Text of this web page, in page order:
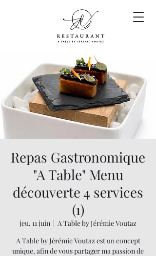
Repas Gastronomique
"A Table" Menu
découverte 4 services
(1)
jeu. 11 juin
  |
A Table by Jérémie Voutaz
A Table by Jérémie Voutaz est un concept
unique, afin de vous partager ma passion de